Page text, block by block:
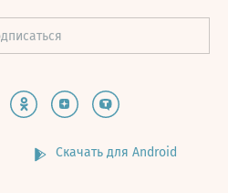
Скачать для Android